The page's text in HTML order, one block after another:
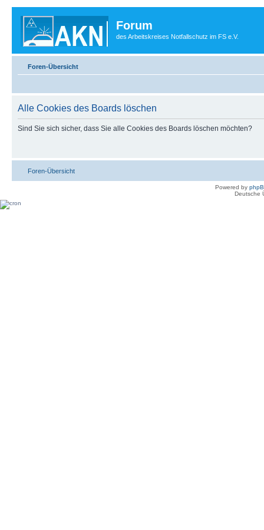
Forum
des Arbeitskreises Notfallschutz im FS e.V.
Foren-Übersicht
Alle Cookies des Boards löschen
Sind Sie sich sicher, dass Sie alle Cookies des Boards löschen möchten?
Foren-Übersicht
Powered by
Deutsche